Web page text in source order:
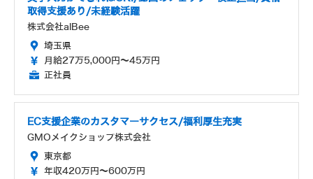
取得支援あり/未経験活躍
株式会社alBee
埼玉県
月給27万5,000円～45万円
正社員
EC支援企業のカスタマーサクセス/福利厚生充実
GMOメイクショップ株式会社
東京都
年収420万円～600万円